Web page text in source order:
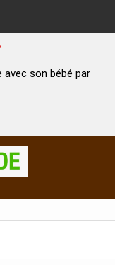
Coopération: Le